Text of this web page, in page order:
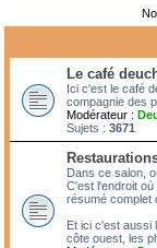
Le café
Ici c'est le café
compagnie des
Modérateur :
Sujets : 3671
Dans ce salon,
C'est l'endroit
résumé complet
Et ici c'est aussi
côte ouest, les